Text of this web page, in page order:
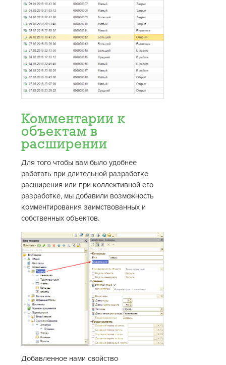
Комментарии к
объектам в
расширении
Для того чтобы вам было удобнее
работать при длительной разработке
расширения или при коллективной его
разработке, мы добавили возможность
комментирования заимствованных и
собственных объектов.
Добавленное нами свойство